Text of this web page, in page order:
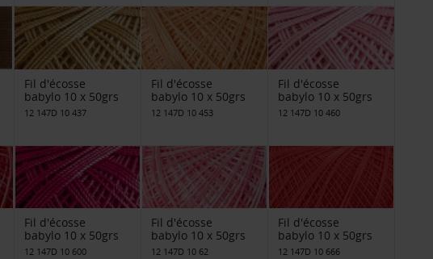
Fil d'écosse
babylo 10 x 50grs
12 147D 10 437
Fil d'écosse
babylo 10 x 50grs
12 147D 10 453
Fil d'écosse
babylo 10 x 50grs
12 147D 10 460
Fil d'écosse
babylo 10 x 50grs
12 147D 10 600
Fil d'écosse
babylo 10 x 50grs
12 147D 10 62
Fil d'écosse
babylo 10 x 50grs
12 147D 10 666